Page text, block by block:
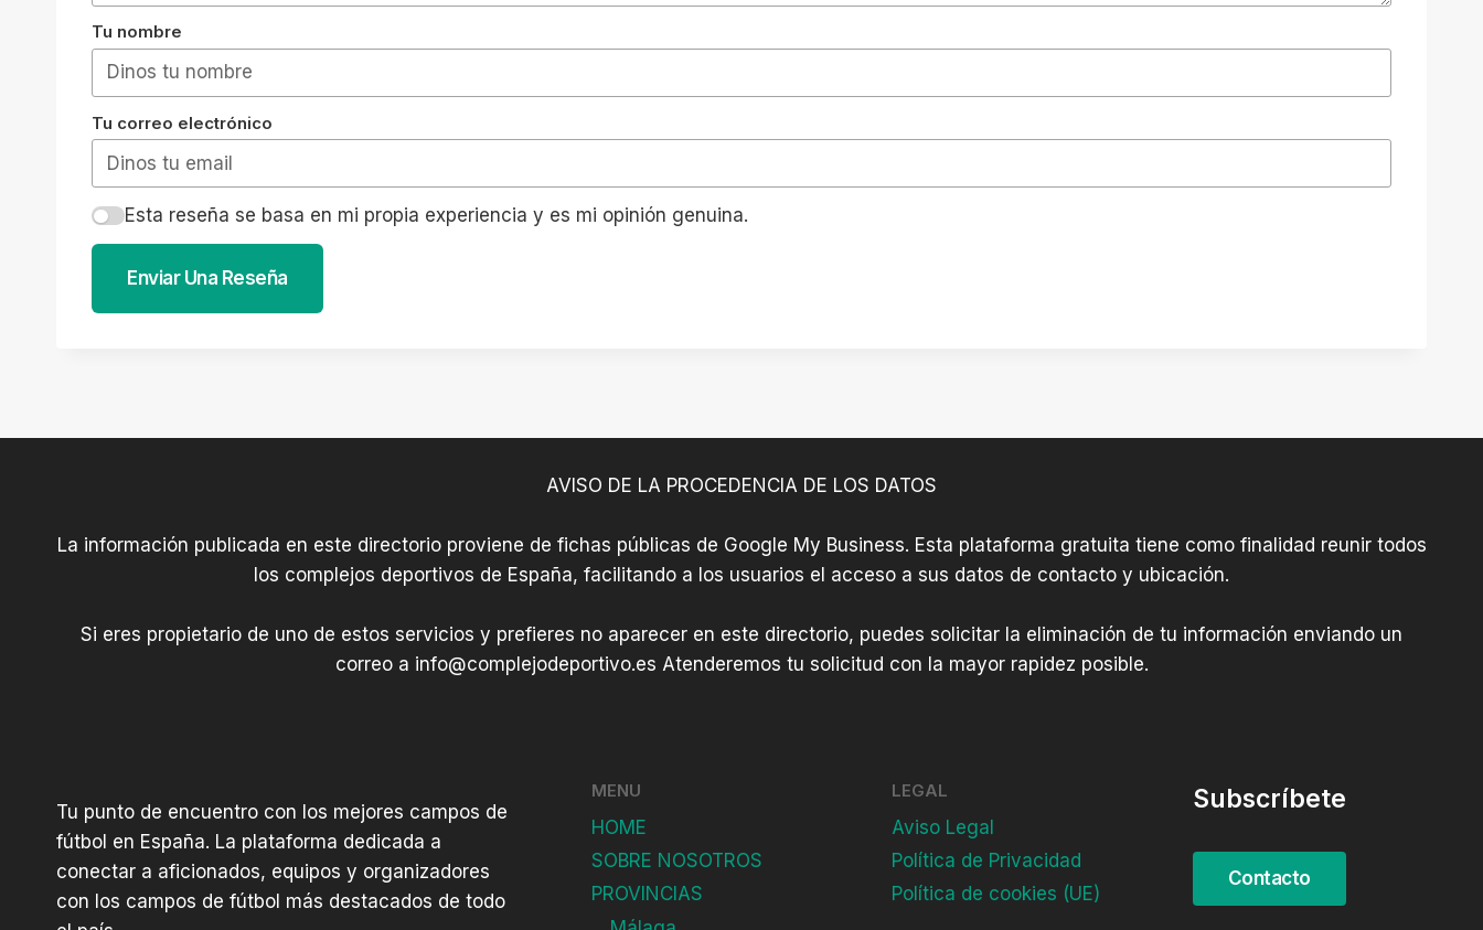
Tu nombre
Tu correo electrónico
Esta reseña se basa en mi propia experiencia y es mi opinión genuina.
Enviar Una Reseña
AVISO DE LA PROCEDENCIA DE LOS DATOS
La información publicada en este directorio proviene de fichas públicas de Google My Business. Esta plataforma gratuita tiene como finalidad reunir todos
los complejos deportivos de España, facilitando a los usuarios el acceso a sus datos de contacto y ubicación.
Si eres propietario de uno de estos servicios y prefieres no aparecer en este directorio, puedes solicitar la eliminación de tu información enviando un
correo a info@complejodeportivo.es Atenderemos tu solicitud con la mayor rapidez posible.
Tu punto de encuentro con los mejores campos de
fútbol en España. La plataforma dedicada a
conectar a aficionados, equipos y organizadores
con los campos de fútbol más destacados de todo
MENU
HOME
SOBRE NOSOTROS
PROVINCIAS
LEGAL
Aviso Legal
Política de Privacidad
Política de cookies (UE)
Subscríbete